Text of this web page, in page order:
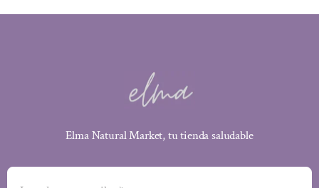
Elma Natural Market, tu tienda saludable